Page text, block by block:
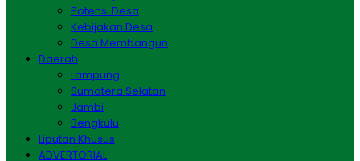
Potensi Desa
Kebijakan Desa
Desa Membangun
Daerah
Lampung
Sumatera Selatan
Jambi
Bengkulu
Liputan Khusus
ADVERTORIAL